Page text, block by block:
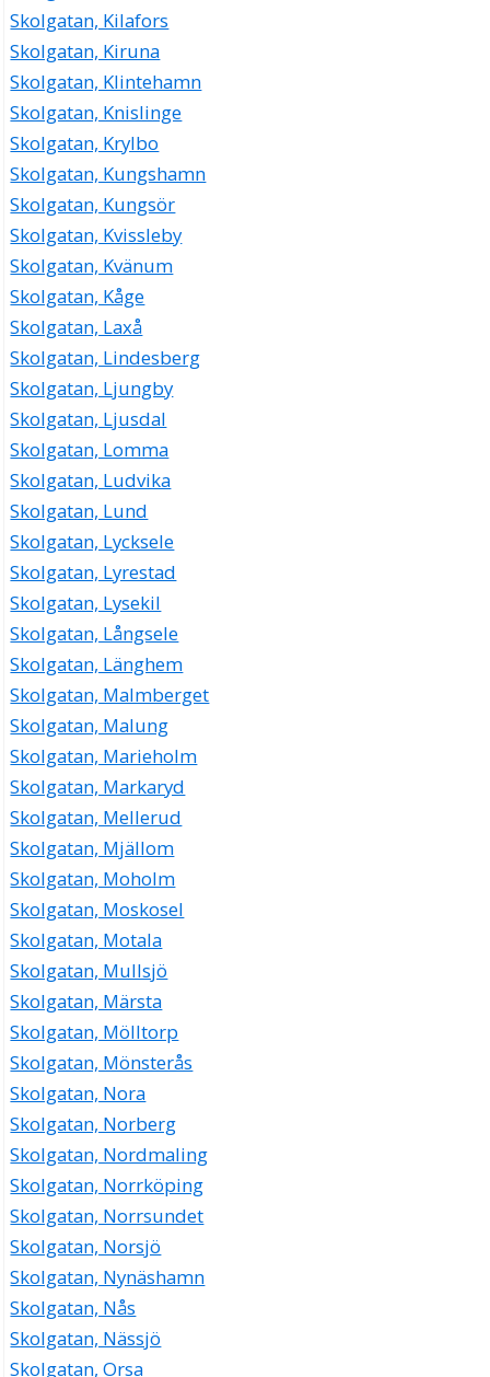
Skolgatan, Kilafors
Skolgatan, Kiruna
Skolgatan, Klintehamn
Skolgatan, Knislinge
Skolgatan, Krylbo
Skolgatan, Kungshamn
Skolgatan, Kungsör
Skolgatan, Kvissleby
Skolgatan, Kvänum
Skolgatan, Kåge
Skolgatan, Laxå
Skolgatan, Lindesberg
Skolgatan, Ljungby
Skolgatan, Ljusdal
Skolgatan, Lomma
Skolgatan, Ludvika
Skolgatan, Lund
Skolgatan, Lycksele
Skolgatan, Lyrestad
Skolgatan, Lysekil
Skolgatan, Långsele
Skolgatan, Länghem
Skolgatan, Malmberget
Skolgatan, Malung
Skolgatan, Marieholm
Skolgatan, Markaryd
Skolgatan, Mellerud
Skolgatan, Mjällom
Skolgatan, Moholm
Skolgatan, Moskosel
Skolgatan, Motala
Skolgatan, Mullsjö
Skolgatan, Märsta
Skolgatan, Mölltorp
Skolgatan, Mönsterås
Skolgatan, Nora
Skolgatan, Norberg
Skolgatan, Nordmaling
Skolgatan, Norrköping
Skolgatan, Norrsundet
Skolgatan, Norsjö
Skolgatan, Nynäshamn
Skolgatan, Nås
Skolgatan, Nässjö
Skolgatan, Orsa